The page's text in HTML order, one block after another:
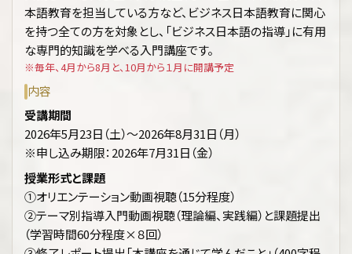
本語教育を担当している方など、ビジネス日本語教育に関心
を持つ全ての方を対象とし、「ビジネス日本語の指導」に有用
な専門的知識を学べる入門講座です。
※毎年、4月から8月と、10月から１月に開講予定
内容
受講期間
2026年5月23日（土）～2026年8月31日（月）
※申し込み期限：2026年7月31日（金）
授業形式と課題
①オリエンテーション動画視聴（15分程度）
②テーマ別指導入門動画視聴（理論編、実践編）と課題提出
（学習時間60分程度×８回）